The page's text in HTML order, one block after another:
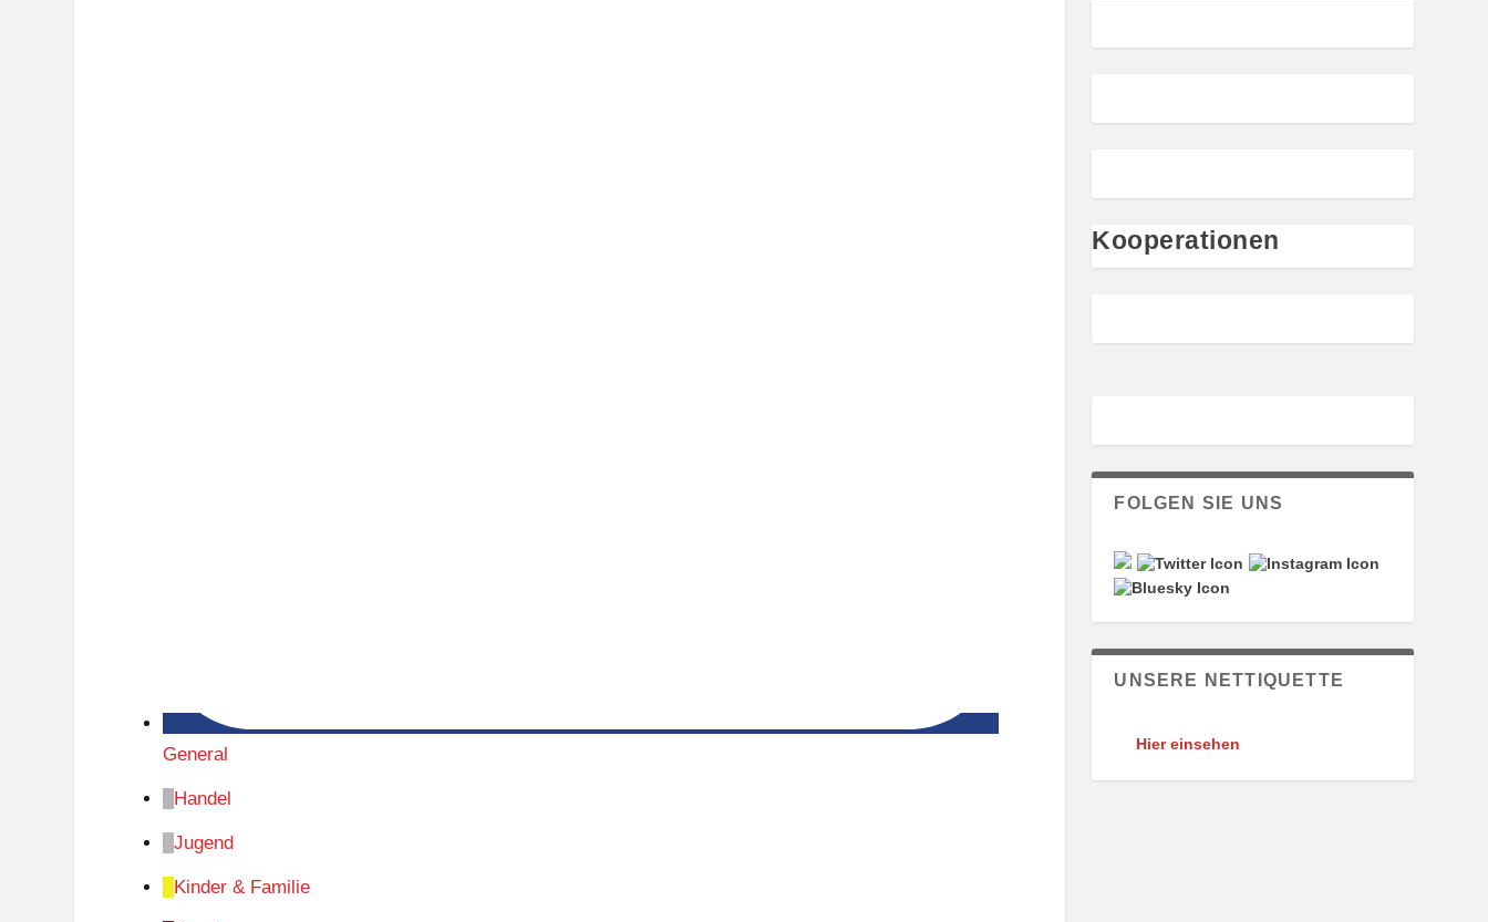
General
Handel
Jugend
Kinder & Familie
Kooperationen
FOLGEN SIE UNS
UNSERE NETTIQUETTE
Hier einsehen